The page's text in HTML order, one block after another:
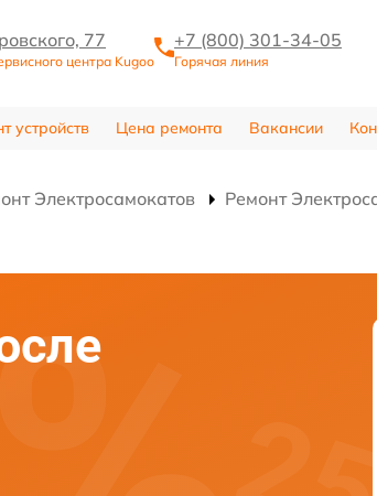
77
центра Kugoo
+7 (800) 301-34-05
Горячая линия
устройств Цена ремонта Вакансии
Электросамокатов
Ремонт